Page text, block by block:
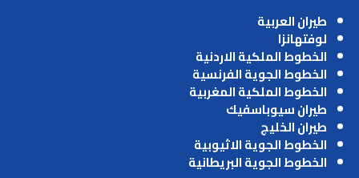
طيران العربية
لوفتهانزا
الخطوط الملكية الاردنية
الخطوط الجوية الفرنسية
الخطوط الملكية المغربية
طيران سيوباسفيك
طيران الخليج
الخطوط الجوية الاثيوبية
الخطوط الجوية البريطانية